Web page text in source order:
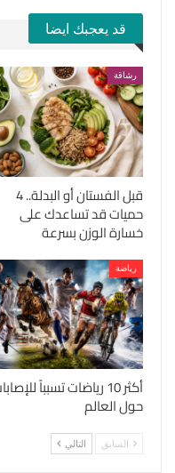
قد يعجبك ايضا
رشاقة
قبل الفستان أو البدلة.. 4
حميات قد تساعدك على
خسارة الوزن بسرعة
رياضة
أكثر 10 رياضات تسبباً
حول العالم
السابق التالي